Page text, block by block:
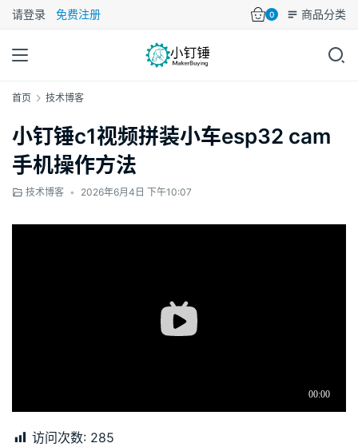
请登录 免费注册 0 商品分类
首页 技术博客
小钉锤c1视频拼装小车esp32 cam
手机操作方法
技术博客 • 2026年6月4日 下午10:07
访问次数: 285